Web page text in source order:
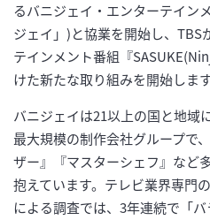
るバニジェイ・エンターテイン
ジェイ」)と協業を開始し、TBS
テインメント番組『
けた新たな取り組みを開始します
バニジェイは21以上の国と地域
最大規模の制作会社グループで
ザー』『マスターシェフ』など
抱えています。テレビ業界専門
による調査では、3年連続で「